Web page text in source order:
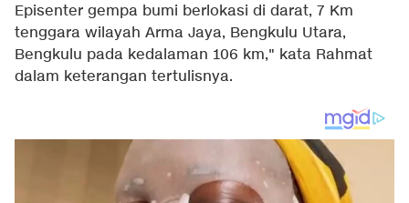
Episenter gempa bumi berlokasi di darat, 7 Km
tenggara wilayah Arma Jaya, Bengkulu Utara,
Bengkulu pada kedalaman 106 km," kata Rahmat
dalam keterangan tertulisnya.